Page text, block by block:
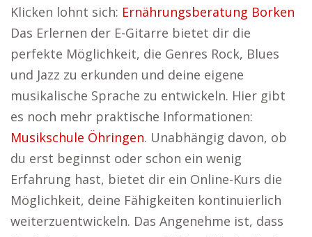
Klicken lohnt sich: Ernährungsberatung Borken
Das Erlernen der E-Gitarre bietet dir die
perfekte Möglichkeit, die Genres Rock, Blues
und Jazz zu erkunden und deine eigene
musikalische Sprache zu entwickeln. Hier gibt
es noch mehr praktische Informationen:
Musikschule Öhringen. Unabhängig davon, ob
du erst beginnst oder schon ein wenig
Erfahrung hast, bietet dir ein Online-Kurs die
Möglichkeit, deine Fähigkeiten kontinuierlich
weiterzuentwickeln. Das Angenehme ist, dass